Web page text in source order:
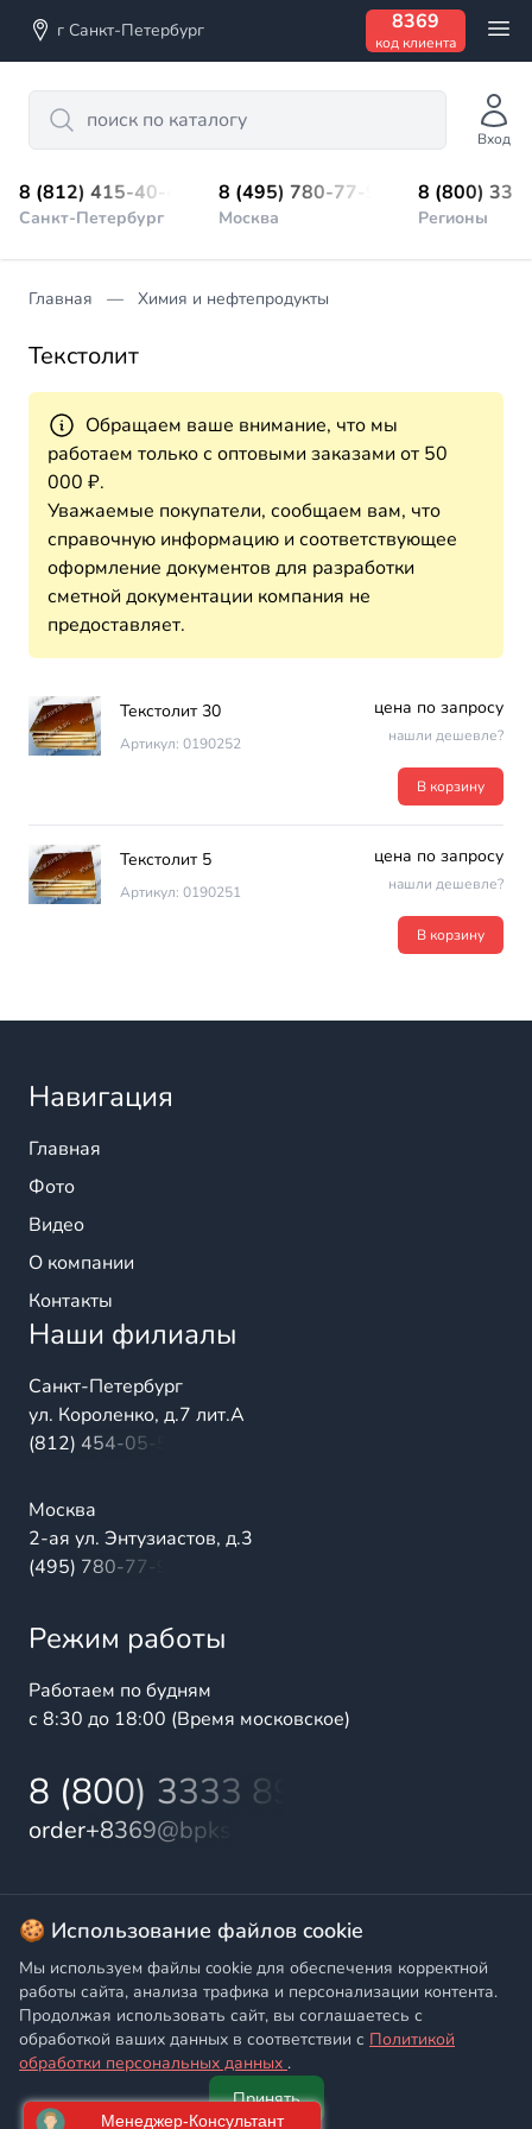
г Санкт-Петербург 8369
код клиента
Search
Вход
8 (812) 415-40-45
Санкт-Петербург
8 (495) 780-77-98
Москва
8 (800)
Регионы
Главная Написать Позвонить
Главная Химия и нефтепродукты
Текстолит
Обращаем ваше внимание, что мы
работаем только с оптовыми заказами от 50
000 ₽.
Уважаемые покупатели, сообщаем вам, что
справочную информацию и соответствующее
оформление документов для разработки
сметной документации компания не
предоставляет.
Текстолит 30
Артикул: 0190252
цена по запросу
нашли дешевле?
В корзину
Текстолит 5
Артикул: 0190251
цена по запросу
нашли дешевле?
В корзину
Навигация
Главная
Фото
Видео
О компании
Контакты
Наши филиалы
Санкт-Петербург
ул. Короленко, д.7 лит.А
(812) 454-05-54
Москва
2-ая ул. Энтузиастов, д.3
(495) 780-77-98
Режим работы
Работаем по будням
с 8:30 до 18:00 (Время московское)
8 (800) 3333 899
order+8369@bpks.ru
© 2025 БалтПромКомплект — комплексные поставки
высококачественной продукции промышленного и
бытового назначения
Политика конфиденциальности,Согласие на обработку
персональных данных
🍪 Использование файлов cookie
Мы используем файлы cookie для обеспечения корректной
работы сайта, анализа трафика и персонализации контента.
Продолжая использовать сайт, вы соглашаетесь с
обработкой ваших данных в соответствии с Политикой
обработки персональных данных .
Принять